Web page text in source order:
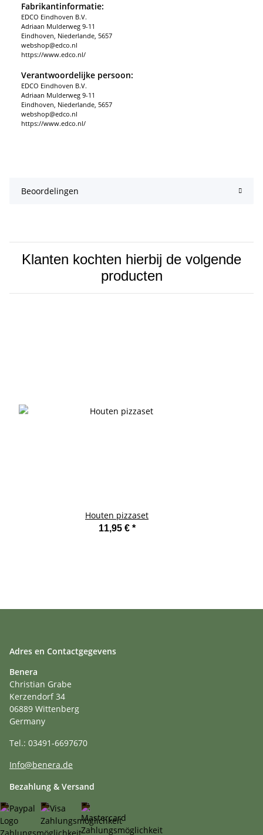
Fabrikantinformatie:
EDCO Eindhoven B.V.
Adriaan Mulderweg 9-11
Eindhoven, Niederlande, 5657
webshop@edco.nl
https://www.edco.nl/
Verantwoordelijke persoon:
EDCO Eindhoven B.V.
Adriaan Mulderweg 9-11
Eindhoven, Niederlande, 5657
webshop@edco.nl
https://www.edco.nl/
Beoordelingen
Klanten kochten hierbij de volgende
producten
Houten pizzaset
11,95 € *
Adres en Contactgegevens
Benera
Christian Grabe
Kerzendorf 34
06889 Wittenberg
Germany
Tel.: 03491-6697670
Info@benera.de
Bezahlung & Versand